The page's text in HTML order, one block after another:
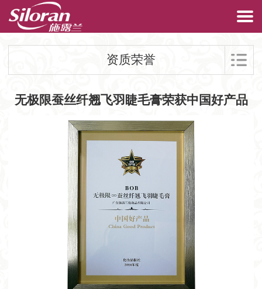
资质荣誉
无极限蚕丝纤翘飞羽睫毛膏荣获中国好产品